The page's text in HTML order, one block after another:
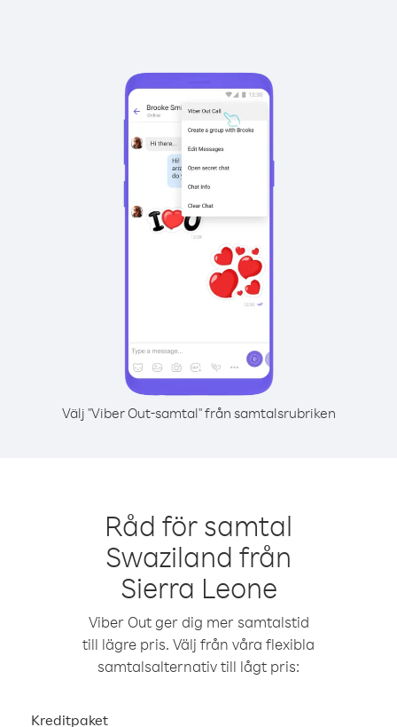
Välj "Viber Out-samtal" från samtalsrubriken
Råd för samtal
Swaziland från
Sierra Leone
Viber Out ger dig mer samtalstid
till lägre pris. Välj från våra flexibla
samtalsalternativ till lågt pris:
Kreditpaket